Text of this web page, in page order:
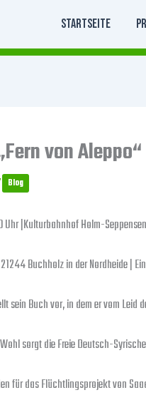
Startseite
von
Blog
Uhr |Kulturbahnhof Holm-
Buchholz in der Nordheide |
sein Buch vor, in dem er vom
sorgt die Freie Deutsch-
für das Flüchtlingsprojekt von